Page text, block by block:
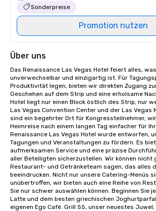
Sonderpreise
Promotion nutzen
Über uns
Das Renaissance Las Vegas Hotel feiert alles,
unverwechselbar und einzigartig ist. Für
Produktivität legen, bieten wir direkten Zugang
Geschehen auf dem Strip und eine erholsame
Hotel liegt nur einen Block östlich des Strip, nur
Las Vegas Convention Center und der Las Vegas
sind ein begehrter Ort für Kongressteilnehmer,
Heimreise nach einem langen Tag einfacher für
Renaissance Las Vegas Hotel wurde entworfen,
Tagungen und Veranstaltungen zu fördern. Es
aufmerksamen Service und eine präzise
aller Beteiligten sicherzustellen. Wir können nicht
Restaurant- und Getränketeam sagen, das alles
beeindrucken. Nicht nur unsere Catering-Menüs
unübertroffen, wir bieten auch eine Reihe von
Sie nur schwer auswählen können. Beginnen Sie
Latte und dem besten griechischen
eigenen Ego Café. Grill 55, unser neuestes